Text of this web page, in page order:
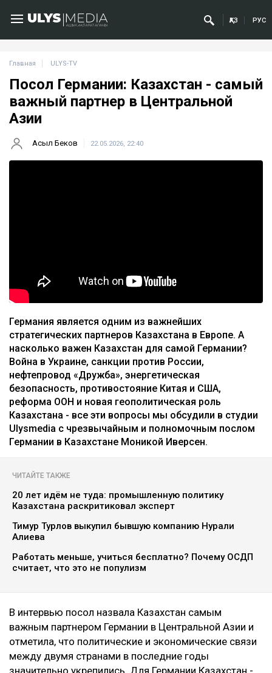
ҚАЗ РУС
Главная ULYS-TV
Посол Германии: Казахстан - самый
важный партнер в Центральной
Азии
Асыл Беков 22.05.2026, 22:40
Германия является одним из важнейших
стратегических партнеров Казахстана в Европе. А
насколько важен Казахстан для самой Германии?
Война в Украине, санкции против России,
нефтепровод «Дружба», энергетическая
безопасность, противостояние Китая и США,
реформа ООН и новая геополитическая роль
Казахстана - все эти вопросы мы обсудили в студии
Ulysmedia с чрезвычайным и полномочным послом
Германии в Казахстане Моникой Иверсен.
ЧИТАЙТЕ ТАКЖЕ
20 лет идём не туда: промышленную политику
Казахстана раскритиковал эксперт
Тимур Турлов выкупил бывшую компанию Нурали
Алиева
Работать меньше, учиться бесплатно? Почему ОСДП
считает, что это не популизм
В интервью посол назвала Казахстан самым
важным партнером Германии в Центральной Азии и
отметила, что политические и экономические связи
между двумя странами в последние годы